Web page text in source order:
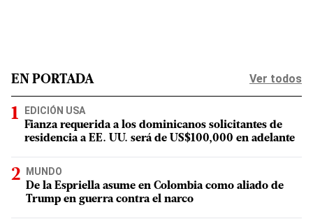
EN PORTADA Ver todos
EDICIÓN USA
Fianza requerida a los dominicanos solicitantes de
residencia a EE. UU. será de US$100,000 en adelante
MUNDO
De la Espriella asume en Colombia como aliado de
Trump en guerra contra el narco